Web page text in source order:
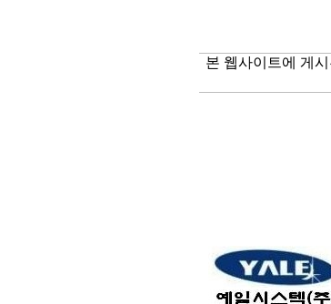
본 웹사이트에 게